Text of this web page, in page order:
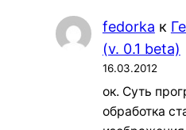
fedorka к
(v. 0.1 beta)
16.03.2012
ок. Суть
обработка